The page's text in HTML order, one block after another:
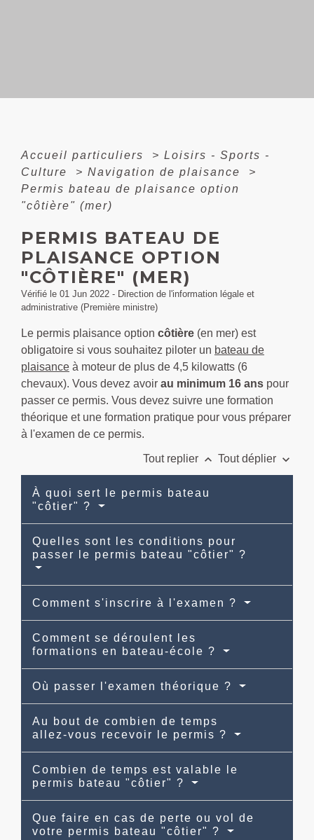
Accueil particuliers > Loisirs - Sports -
Culture
> Navigation de plaisance
>
Permis bateau de plaisance option
"côtière" (mer)
PERMIS BATEAU DE
PLAISANCE OPTION
"CÔTIÈRE" (MER)
Vérifié le 01 Jun 2022 - Direction de l'information légale et
administrative (Première ministre)
Le permis plaisance option côtière (en mer) est
obligatoire si vous souhaitez piloter un bateau de
plaisance à moteur de plus de 4,5 kilowatts (6
chevaux). Vous devez avoir au minimum 16 ans pour
passer ce permis. Vous devez suivre une formation
théorique et une formation pratique pour vous préparer
à l'examen de ce permis.
Tout replier keyboard_arrow_up Tout déplier keyboard_arrow_down
À quoi sert le permis bateau
"côtier" ?
Quelles sont les conditions pour
passer le permis bateau "côtier" ?
Comment s'inscrire à l'examen ?
Comment se déroulent les
formations en bateau-école ?
Où passer l'examen théorique ?
Au bout de combien de temps
allez-vous recevoir le permis ?
Combien de temps est valable le
permis bateau "côtier" ?
Que faire en cas de perte ou vol de
votre permis bateau "côtier" ?